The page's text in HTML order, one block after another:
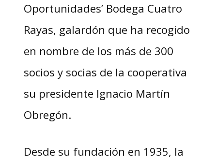
Oportunidades’ Bodega Cuatro
Rayas, galardón que ha recogido
en nombre de los más de 300
socios y socias de la cooperativa
su presidente Ignacio Martín
Obregón.
Desde su fundación en 1935, la